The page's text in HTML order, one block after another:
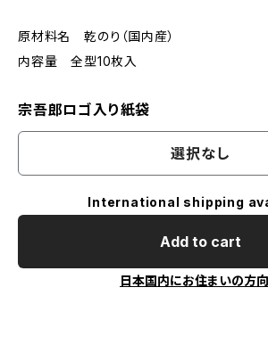
原材料名 乾のり（国内産）
内容量 全型10枚入
宗吾郎ロゴ入り紙袋
選択なし
International shipping
Add to cart
日本国内にお住まいの方